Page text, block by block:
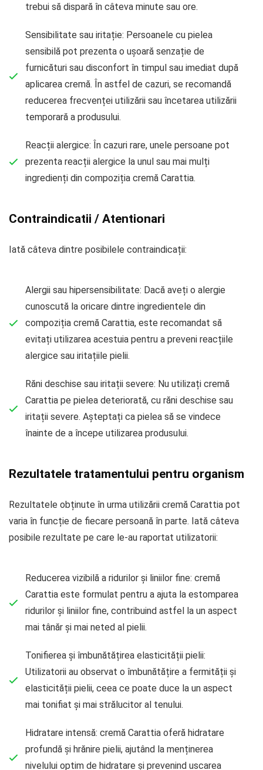
trebui să dispară în câteva minute sau ore.
Sensibilitate sau iritație: Persoanele cu pielea
sensibilă pot prezenta o ușoară senzație de
furnicături sau disconfort în timpul sau imediat după
aplicarea cremă. În astfel de cazuri, se recomandă
reducerea frecvenței utilizării sau încetarea utilizării
temporară a produsului.
Reacții alergice: În cazuri rare, unele persoane pot
prezenta reacții alergice la unul sau mai mulți
ingredienți din compoziția cremă Carattia.
Contraindicatii / Atentionari
Iată câteva dintre posibilele contraindicații:
Alergii sau hipersensibilitate: Dacă aveți o alergie
cunoscută la oricare dintre ingredientele din
compoziția cremă Carattia, este recomandat să
evitați utilizarea acestuia pentru a preveni reacțiile
alergice sau iritațiile pielii.
Răni deschise sau iritații severe: Nu utilizați cremă
Carattia pe pielea deteriorată, cu răni deschise sau
iritații severe. Așteptați ca pielea să se vindece
înainte de a începe utilizarea produsului.
Rezultatele tratamentului pentru organism
Rezultatele obținute în urma utilizării cremă Carattia pot
varia în funcție de fiecare persoană în parte. Iată câteva
posibile rezultate pe care le-au raportat utilizatorii:
Reducerea vizibilă a ridurilor și liniilor fine: cremă
Carattia este formulat pentru a ajuta la estomparea
ridurilor și liniilor fine, contribuind astfel la un aspect
mai tânăr și mai neted al pielii.
Tonifierea și îmbunătățirea elasticității pielii:
Utilizatorii au observat o îmbunătățire a fermității și
elasticității pielii, ceea ce poate duce la un aspect
mai tonifiat și mai strălucitor al tenului.
Hidratare intensă: cremă Carattia oferă hidratare
profundă și hrănire pielii, ajutând la menținerea
nivelului optim de hidratare și prevenind uscarea